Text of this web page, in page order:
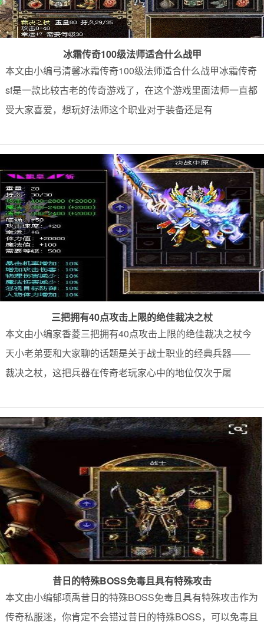
冰霜传奇100级法师适合什么战甲
本文由小编弓清馨冰霜传奇100级法师适合什么战甲冰霜传奇
sf是一款比较古老的传奇游戏了，在这个游戏里面法师一直都
受大家喜爱，想玩好法师这个职业对于装备还是有
三把拥有40点攻击上限的绝佳裁决之杖
本文由小编家香菱三把拥有40点攻击上限的绝佳裁决之杖今
天小老弟要和大家聊的话题是关于战士职业的经典兵器——
裁决之杖，这把兵器在传奇老玩家心中的地位仅次于屠
昔日的特殊BOSS免毒且具有特殊攻击
本文由小编郁项禹昔日的特殊BOSS免毒且具有特殊攻击作为
传奇私服迷，你肯定不会错过昔日的特殊BOSS，可以免毒且